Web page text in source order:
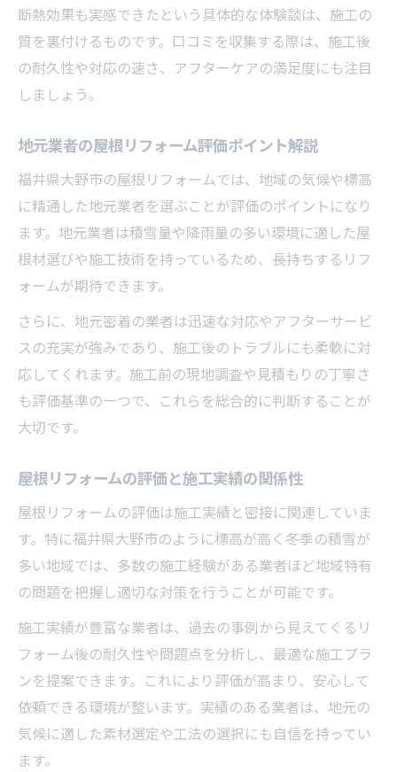
断熱効果も実感できたという具体的な体験談は、施工の
質を裏付けるものです。口コミを収集する際は、施工後
の耐久性や対応の速さ、アフターケアの満足度にも注目
しましょう。
地元業者の屋根リフォーム評価ポイント解説
福井県大野市の屋根リフォームでは、地域の気候や標高
に精通した地元業者を選ぶことが評価のポイントになり
ます。地元業者は積雪量や降雨量の多い環境に適した屋
根材選びや施工技術を持っているため、長持ちするリフ
ォームが期待できます。
さらに、地元密着の業者は迅速な対応やアフターサービ
スの充実が強みであり、施工後のトラブルにも柔軟に対
応してくれます。施工前の現地調査や見積もりの丁寧さ
も評価基準の一つで、これらを総合的に判断することが
大切です。
屋根リフォームの評価と施工実績の関係性
屋根リフォームの評価は施工実績と密接に関連していま
す。特に福井県大野市のように標高が高く冬季の積雪が
多い地域では、多数の施工経験がある業者ほど地域特有
の問題を把握し適切な対策を行うことが可能です。
施工実績が豊富な業者は、過去の事例から見えてくるリ
フォーム後の耐久性や問題点を分析し、最適な施工プラ
ンを提案できます。これにより評価が高まり、安心して
依頼できる環境が整います。実績のある業者は、地元の
気候に適した素材選定や工法の選択にも自信を持ってい
ます。